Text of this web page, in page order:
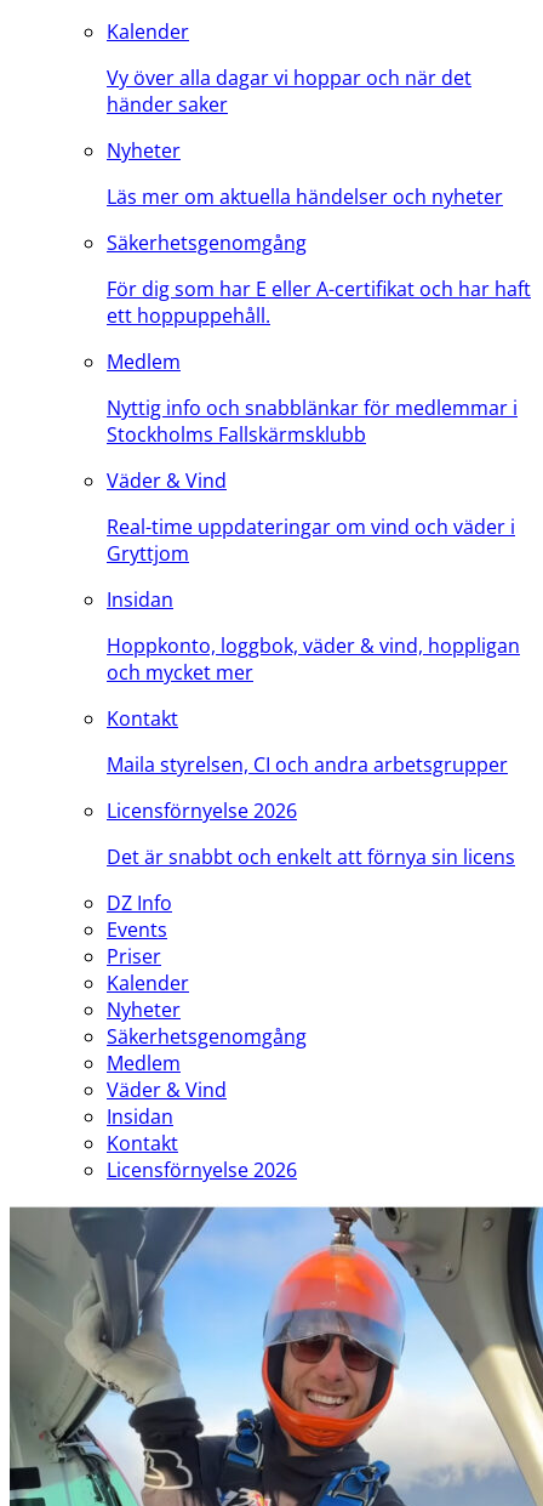
Kalender
Vy över alla dagar vi hoppar och när det
händer saker
Nyheter
Läs mer om aktuella händelser och nyheter
Säkerhetsgenomgång
För dig som har E eller A-certifikat och har haft
ett hoppuppehåll.
Medlem
Nyttig info och snabblänkar för medlemmar i
Stockholms Fallskärmsklubb
Väder & Vind
Real-time uppdateringar om vind och väder i
Gryttjom
Insidan
Hoppkonto, loggbok, väder & vind, hoppligan
och mycket mer
Kontakt
Maila styrelsen, CI och andra arbetsgrupper
Licensförnyelse 2026
Det är snabbt och enkelt att förnya sin licens
DZ Info
Events
Priser
Kalender
Nyheter
Säkerhetsgenomgång
Medlem
Väder & Vind
Insidan
Kontakt
Licensförnyelse 2026